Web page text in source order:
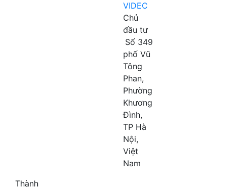
VIDEC
Chủ
đầu tư
Số 349
phố Vũ
Tông
Phan,
Phường
Khương
Đình,
TP Hà
Nội,
Việt
Nam
Thành